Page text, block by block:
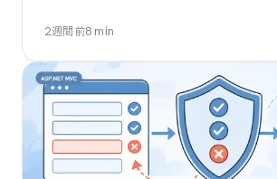
を、仕
2週間前8 min